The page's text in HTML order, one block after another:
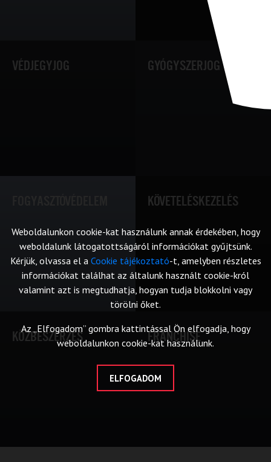
Weboldalunkon cookie-kat használunk annak érdekében, hogy
weboldalunk látogatottságáról információkat gyűjtsünk.
Kérjük, olvassa el a Cookie tájékoztató-t, amelyben részletes
információkat találhat az általunk használt cookie-król
valamint azt is megtudhatja, hogyan tudja blokkolni vagy
törölni őket.
Az „Elfogadom” gombra kattintással Ön elfogadja, hogy
weboldalunkon cookie-kat használunk.
ELFOGADOM
VÉDJEGYJOG GYÓGYSZERJOG
KÖVETELÉSKEZELÉS
KÖZBESZERZÉS FRANCHISE